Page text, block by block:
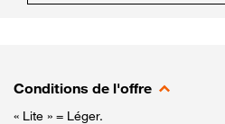
Conditions de l'offre
« Lite » = Léger.